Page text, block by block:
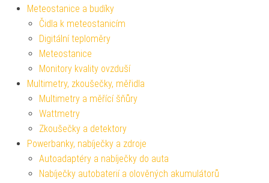
Meteostanice a budíky
Čidla k meteostanicím
Digitální teploměry
Meteostanice
Monitory kvality ovzduší
Multimetry, zkoušečky, měřidla
Multimetry a měřící šňůry
Wattmetry
Zkoušečky a detektory
Powerbanky, nabíječky a zdroje
Autoadaptéry a nabíječky do auta
Nabíječky autobaterií a olověných akumulátorů